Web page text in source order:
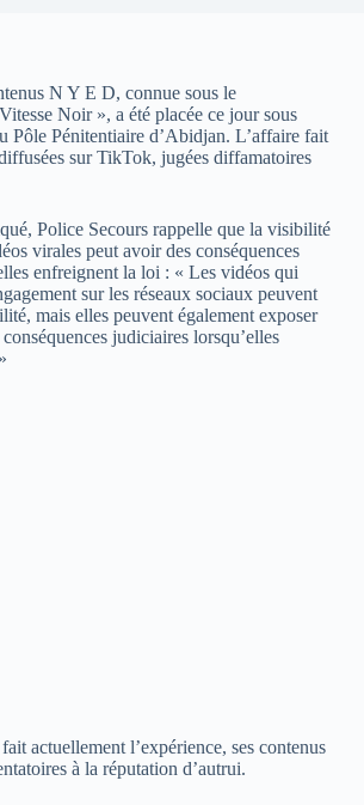
N Y E D, connue sous le
Noir », a été placée ce jour sous
Pôle Pénitentiaire d’Abidjan. L’affaire fait
sur TikTok, jugées diffamatoires
Police Secours rappelle que la visibilité
virales peut avoir des conséquences
enfreignent la loi : « Les vidéos qui
sur les réseaux sociaux peuvent
mais elles peuvent également exposer
judiciaires lorsqu’elles
actuellement l’expérience, ses contenus
à la réputation d’autrui.